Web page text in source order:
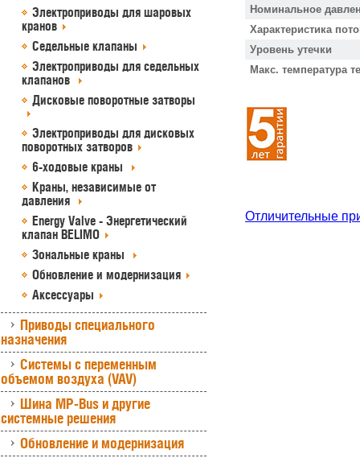
Электроприводы для шаровых
кранов
Седельные клапаны
Электроприводы для седельных
клапанов
Дисковые поворотные затворы
Электроприводы для дисковых
поворотных затворов
6-ходовые краны
Краны, независимые от
давления
Energy Valve - Энергетический
клапан BELIMO
Зональные краны
Обновление и модернизация
Аксессуары
Приводы специального
назначения
Системы с переменным
объемом воздуха (VAV)
Шина MP-Bus и другие
системные решения
Обновление и модернизация
Номинальное
Характеристика
Уровень утечки
Макс. температура
Отличительные